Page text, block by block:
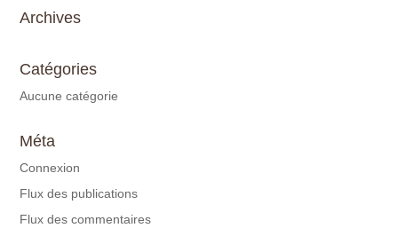
Archives
Catégories
Aucune catégorie
Méta
Connexion
Flux des publications
Flux des commentaires